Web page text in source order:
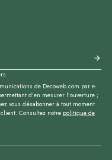
de Decoweb.com par e-
d’en mesurer l’ouverture ;
vous désabonner à tout moment
Consultez notre politique de